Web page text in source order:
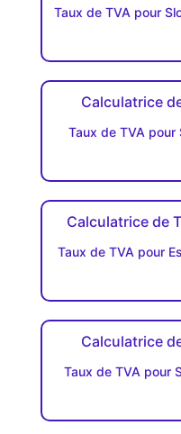
Taux de TVA pour
Calculatrice
Taux de TVA pour
Calculatrice de
Taux de TVA pour
Calculatrice
Taux de TVA pour